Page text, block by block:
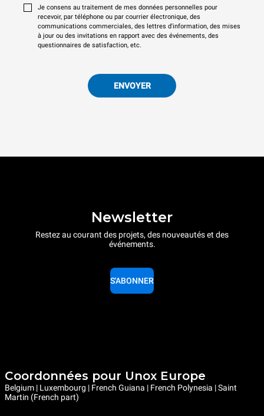
Je consens au traitement de mes données personnelles pour
recevoir, par téléphone ou par courrier électronique, des
communications commerciales, des lettres d'information, des mises
à jour ou des invitations en rapport avec des événements, des
questionnaires de satisfaction, etc.
ENVOYER
Newsletter
Restez au courant des projets, des nouveautés et des
événements.
S'ABONNER
Coordonnées pour Unox Europe
Belgium | Luxembourg | French Guiana | French Polynesia | Saint
Martin (French part)